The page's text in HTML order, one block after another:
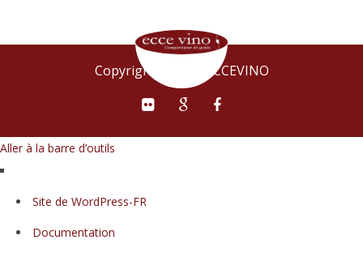
Copyright © 2015 ECCEVINO
Aller à la barre d’outils
Site de WordPress-FR
Documentation